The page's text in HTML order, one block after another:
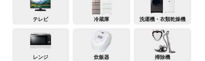
テレビ 冷蔵庫 洗濯機・衣類乾燥機
レンジ 炊飯器 掃除機